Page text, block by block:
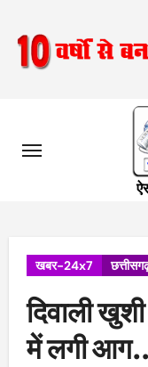
content
खबर-24x7
दिवाली
में लगी